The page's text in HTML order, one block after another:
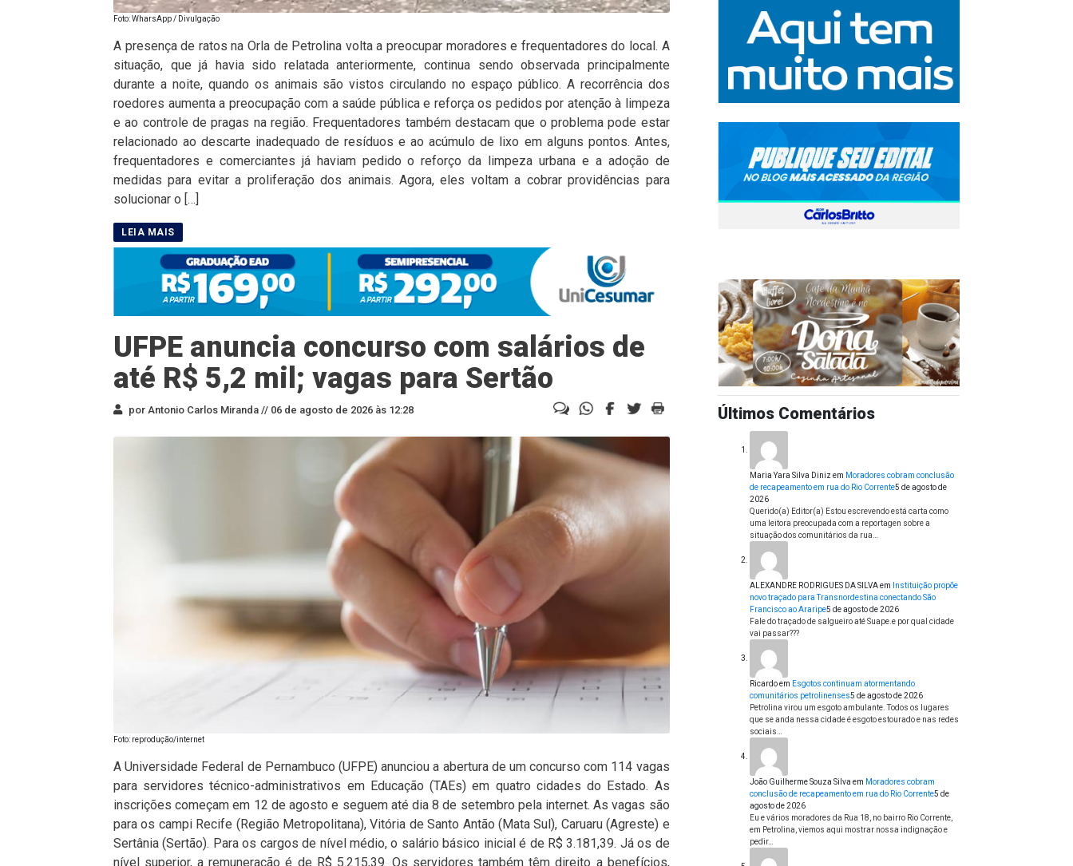
Foto: WharsApp / Divulgação
A presença de ratos na Orla de Petrolina volta a preocupar moradores e frequentadores do local. A
situação, que já havia sido relatada anteriormente, continua sendo observada principalmente
durante a noite, quando os animais são vistos circulando no espaço público. A recorrência dos
roedores aumenta a preocupação com a saúde pública e reforça os pedidos por atenção à limpeza
e ao controle de pragas na região. Frequentadores também destacam que o problema pode estar
relacionado ao descarte inadequado de resíduos e ao acúmulo de lixo em alguns pontos. Antes,
frequentadores e comerciantes já haviam pedido o reforço da limpeza urbana e a adoção de
medidas para evitar a proliferação dos animais. Agora, eles voltam a cobrar providências para
solucionar o […]
UFPE anuncia concurso com salários de
até R$ 5,2 mil; vagas para Sertão
por Antonio Carlos Miranda // 06 de agosto de 2026 às 12:28
Foto: reprodução/internet
A Universidade Federal de Pernambuco (UFPE) anunciou a abertura de um concurso com 114 vagas
para servidores técnico-administrativos em Educação (TAEs) em quatro cidades do Estado. As
inscrições começam em 12 de agosto e seguem até dia 8 de setembro pela internet. As vagas são
para os campi Recife (Região Metropolitana), Vitória de Santo Antão (Mata Sul), Caruaru (Agreste) e
Sertânia (Sertão). Para os cargos de nível médio, o salário básico inicial é de R$ 3.181,39. Já os de
nível superior, a remuneração é de R$ 5.215,39. Os servidores também têm direito a benefícios,
Últimos Comentários
Maria Yara Silva Diniz em Moradores cobram conclusão
de recapeamento em rua do Rio Corrente5 de agosto de
2026
Querido(a) Editor(a) Estou escrevendo está carta como
uma leitora preocupada com a reportagen sobre a
situação dos comunitários da rua…
ALEXANDRE RODRIGUES DA SILVAem
Instituição propõe
novo traçado para Transnordestina conectando São
Francisco ao Araripe5 de agosto de 2026
Fale do traçado de salgueiro até Suape.e por qual cidade
vai passar???
Ricardoem Esgotos continuam atormentando
comunitários petrolinenses5 de agosto de 2026
Petrolina virou um esgoto ambulante. Todos os lugares
que se anda nessa cidade é esgoto estourado e nas redes
sociais…
João Guilherme Souza Silva em Moradores cobram
conclusão de recapeamento em rua do Rio Corrente5 de
agosto de 2026
Eu e vários moradores da Rua 18, no bairro Rio Corrente,
em Petrolina, viemos aqui mostrar nossa indignação e
pedir…